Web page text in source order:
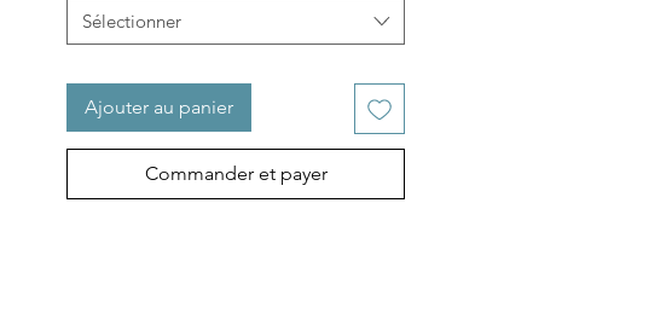
Sélectionner
Ajouter au panier
Commander et payer